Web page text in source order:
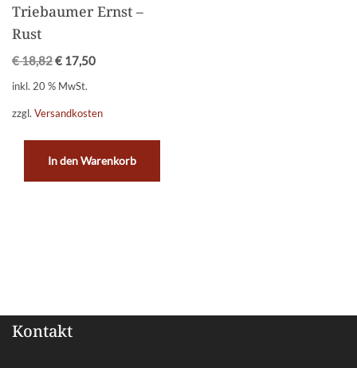
Triebaumer Ernst –
Rust
€18,82€ 17,50
inkl. 20 % MwSt.
zzgl. Versandkosten
In den Warenkorb
Kontakt